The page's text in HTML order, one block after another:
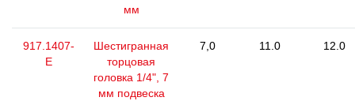
мм
917.1407-
E
Шестигранная
торцовая
головка 1/4", 7
мм подвеска
7,0 11.0 12.0